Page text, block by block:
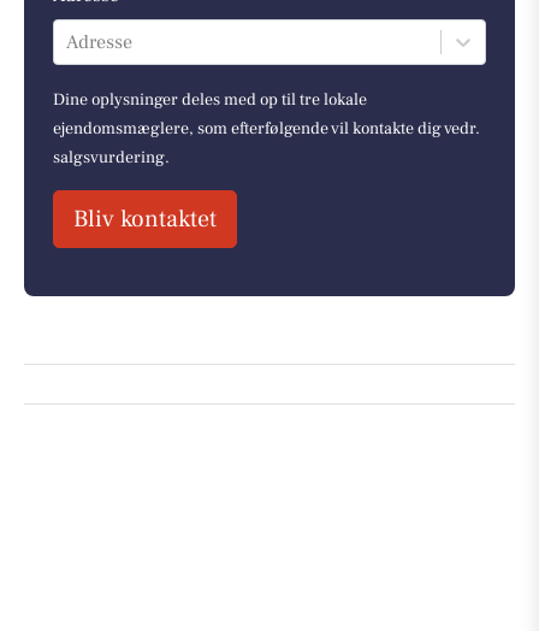
Adresse
Dine oplysninger deles med op til tre lokale
ejendomsmæglere, som efterfølgende vil kontakte dig vedr.
salgsvurdering.
Bliv kontaktet